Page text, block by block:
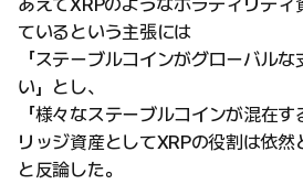
あえてXRPのようなボラティリティ
ているという主張には
「ステーブルコインがグローバル
い」とし、
「様々なステーブルコインが混在
リッジ資産としてXRPの役割は依然
と反論した。